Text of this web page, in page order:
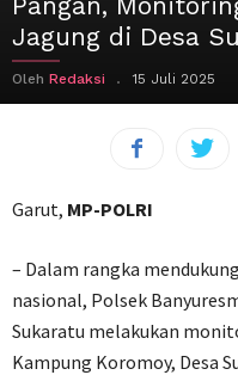
Jagung di Desa
Oleh Redaksi 15 Juli 2025
Garut, MP-POLRI
– Dalam rangka
nasional, Polsek
Sukaratu melakukan
Kampung Koromoy, Desa